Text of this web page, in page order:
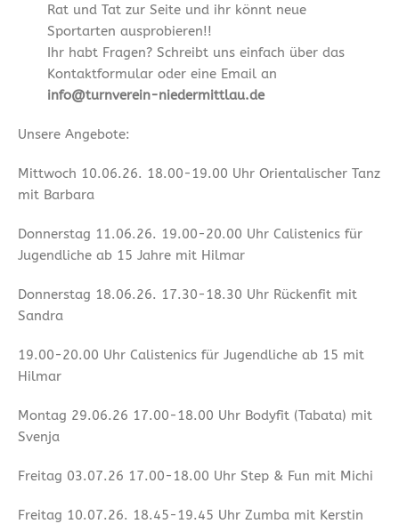
Rat und Tat zur Seite und ihr könnt neue
Sportarten ausprobieren!!
Ihr habt Fragen? Schreibt uns einfach über das
Kontaktformular oder eine Email an
info@turnverein-niedermittlau.de
Unsere Angebote:
Mittwoch 10.06.26. 18.00-19.00 Uhr Orientalischer Tanz
mit Barbara
Donnerstag 11.06.26. 19.00-20.00 Uhr Calistenics für
Jugendliche ab 15 Jahre mit Hilmar
Donnerstag 18.06.26. 17.30-18.30 Uhr Rückenfit mit
Sandra
19.00-20.00 Uhr Calistenics für Jugendliche ab 15 mit
Hilmar
Montag 29.06.26 17.00-18.00 Uhr Bodyfit (Tabata) mit
Svenja
Freitag 03.07.26 17.00-18.00 Uhr Step & Fun mit Michi
Freitag 10.07.26. 18.45-19.45 Uhr Zumba mit Kerstin